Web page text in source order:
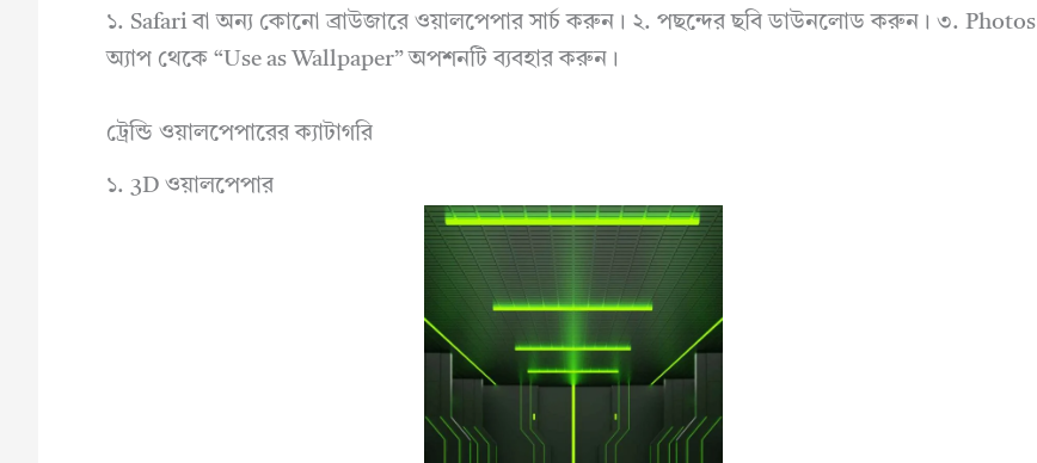
১. Safari বা অন্য কোনো ব্রাউজারে ওয়ালপেপার সার্চ করুন। ২. পছন্দের ছবি ডাউনলোড করুন। ৩. Photos
অ্যাপ থেকে “Use as Wallpaper” অপশনটি ব্যবহার করুন।
ট্রেন্ডি ওয়ালপেপারের ক্যাটাগরি
১. 3D ওয়ালপেপার